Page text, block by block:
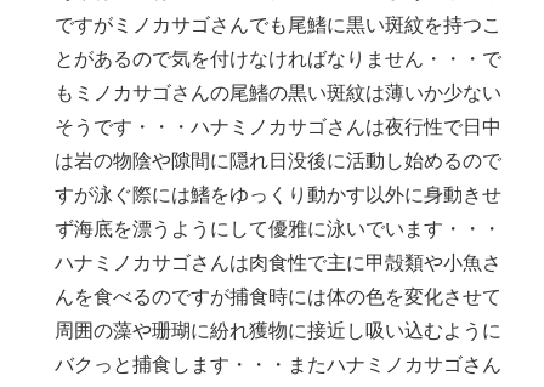
ですがミノカサゴさんでも尾鰭に黒い斑紋を持つこ
とがあるので気を付けなければなりません・・・で
もミノカサゴさんの尾鰭の黒い斑紋は薄いか少ない
そうです・・・ハナミノカサゴさんは夜行性で日中
は岩の物陰や隙間に隠れ日没後に活動し始めるので
すが泳ぐ際には鰭をゆっくり動かす以外に身動きせ
ず海底を漂うようにして優雅に泳いでいます・・・
ハナミノカサゴさんは肉食性で主に甲殻類や小魚さ
んを食べるのですが捕食時には体の色を変化させて
周囲の藻や珊瑚に紛れ獲物に接近し吸い込むように
バクっと捕食します・・・またハナミノカサゴさん